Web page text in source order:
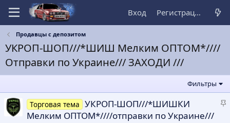
Вход Регистрация
Продавцы с депозитом
УКРОП-ШОП///*ШИШ Мелким ОПТОМ*////
Отправки по Украине/// ЗАХОДИ ///
Фильтры
З
Торговая тема УКРОП-ШОП///*ШИШКИ
Мелким ОПТОМ*////отправки по Украине///